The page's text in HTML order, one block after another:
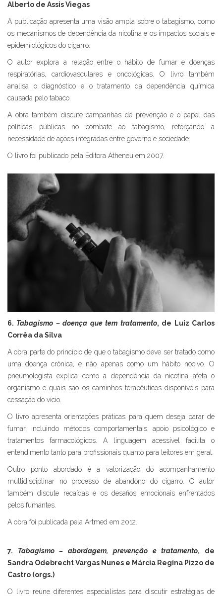
Alberto de Assis Viegas
A publicação apresenta uma visão ampla sobre o tabagismo, como
os mecanismos de dependência da nicotina e os impactos sociais e
epidemiológicos do cigarro.
O autor explora a relação entre o hábito de fumar e doenças
respiratórias, cardiovasculares e oncológicas. O livro também
analisa o diagnóstico e o tratamento da dependência química
causada pelo tabaco.
A obra também discute campanhas de prevenção e o papel das
políticas públicas no combate ao tabagismo, reforçando a
necessidade de ações integradas entre governo e sociedade.
O livro foi publicado pela Editora Atheneu em 2007.
6. Tabagismo – doença que tem tratamento, de Luiz Carlos
Corrêa da Silva
A obra parte do princípio de que o tabagismo deve ser tratado como
uma doença crônica, e não apenas como um hábito nocivo. O
pneumologista explica como a dependência da nicotina afeta o
organismo e quais são os caminhos terapêuticos disponíveis para
cessação do vício.
O livro apresenta orientações práticas para quem deseja parar de
fumar, incluindo métodos comportamentais, apoio psicológico e
tratamentos farmacológicos. A linguagem acessível facilita o
entendimento tanto para profissionais quanto para leitores em geral.
Outro ponto abordado é a valorização do acompanhamento
multidisciplinar no processo de abandono do cigarro. O autor
também discute recaídas e os desafios emocionais enfrentados
pelos fumantes.
A obra foi publicada pela Artmed em 2012.
7. Tabagismo – abordagem, prevenção e tratamento, de
Sandra Odebrecht Vargas Nunes e Márcia Regina Pizzo de
Castro (orgs.)
O livro reúne diferentes especialistas para discutir estratégias de